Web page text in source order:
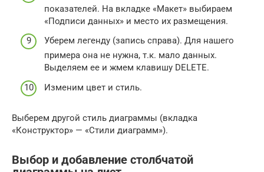
показателей. На вкладке «Макет» выбираем
«Подписи данных» и место их размещения.
Уберем легенду (запись справа). Для нашего
примера она не нужна, т.к. мало данных.
Выделяем ее и жмем клавишу DELETE.
Изменим цвет и стиль.
Выберем другой стиль диаграммы (вкладка
«Конструктор» — «Стили диаграмм»).
Выбор и добавление столбчатой